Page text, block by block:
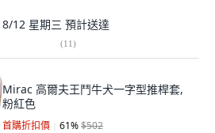
8/12 星期三 預計送達
(11)
Mirac 高爾夫王鬥牛犬一字型推桿套,
粉紅色
首購折扣價 61%$502